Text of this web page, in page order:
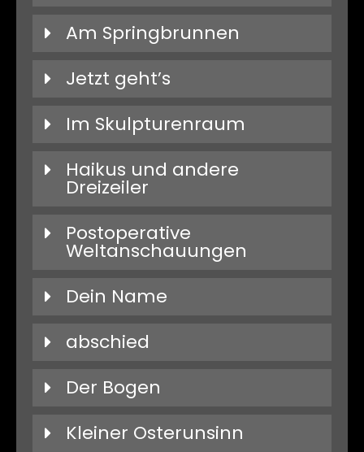
Am Springbrunnen
Jetzt geht’s
Im Skulpturenraum
Haikus und andere
Dreizeiler
Postoperative
Weltanschauungen
Dein Name
abschied
Der Bogen
Kleiner Osterunsinn